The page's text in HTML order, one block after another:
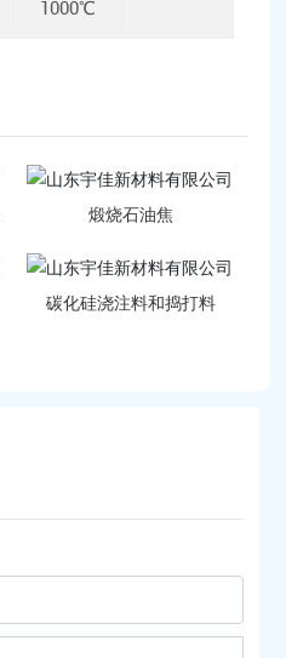
1000℃
煅烧石油焦
碳化硅浇注料和捣打料